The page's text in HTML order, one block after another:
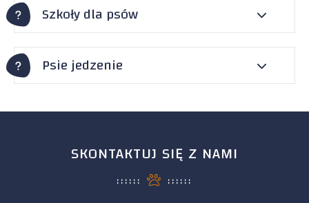
Szkoły dla psów
Psie jedzenie
SKONTAKTUJ SIĘ Z NAMI